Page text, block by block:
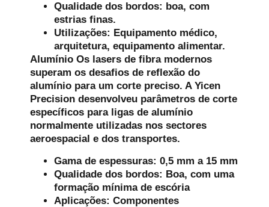
Qualidade dos bordos: boa, com
estrias finas.
Utilizações: Equipamento médico,
arquitetura, equipamento alimentar.
Alumínio Os lasers de fibra modernos
superam os desafios de reflexão do
alumínio para um corte preciso. A Yicen
Precision desenvolveu parâmetros de corte
específicos para ligas de alumínio
normalmente utilizadas nos sectores
aeroespacial e dos transportes.
Gama de espessuras: 0,5 mm a 15 mm
Qualidade dos bordos: Boa, com uma
formação mínima de escória
Aplicações: Componentes